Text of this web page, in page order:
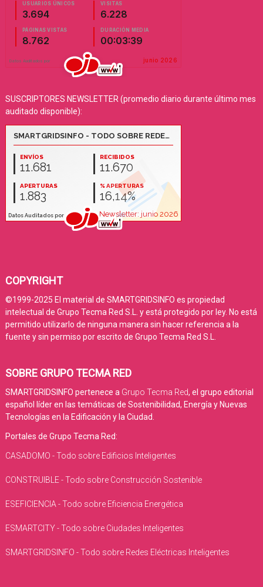
SUSCRIPTORES NEWSLETTER (promedio diario durante último mes
auditado disponible):
COPYRIGHT
©1999-2025 El material de SMARTGRIDSINFO es propiedad
intelectual de Grupo Tecma Red S.L. y está protegido por ley. No está
permitido utilizarlo de ninguna manera sin hacer referencia a la
fuente y sin permiso por escrito de Grupo Tecma Red S.L.
SOBRE GRUPO TECMA RED
SMARTGRIDSINFO pertenece a Grupo Tecma Red, el grupo editorial
español líder en las temáticas de Sostenibilidad, Energía y Nuevas
Tecnologías en la Edificación y la Ciudad.
Portales de Grupo Tecma Red:
CASADOMO - Todo sobre Edificios Inteligentes
CONSTRUIBLE - Todo sobre Construcción Sostenible
ESEFICIENCIA - Todo sobre Eficiencia Energética
ESMARTCITY - Todo sobre Ciudades Inteligentes
SMARTGRIDSINFO - Todo sobre Redes Eléctricas Inteligentes